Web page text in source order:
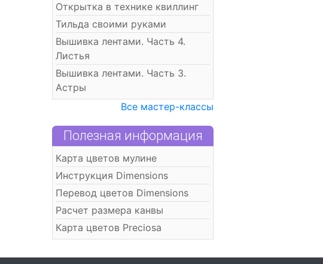
Открытка в технике квиллинг
Тильда своими руками
Вышивка лентами. Часть 4.
Листья
Вышивка лентами. Часть 3.
Астры
Все мастер-классы
Полезная информация
Карта цветов мулине
Инструкция Dimensions
Перевод цветов Dimensions
Расчет размера канвы
Карта цветов Preciosa